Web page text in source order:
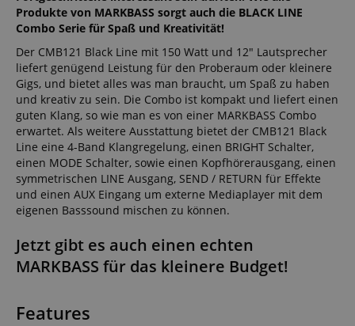
Produkte von MARKBASS sorgt auch die BLACK LINE
Combo Serie für Spaß und Kreativität!
Der CMB121 Black Line mit 150 Watt und 12" Lautsprecher
liefert genügend Leistung für den Proberaum oder kleinere
Gigs, und bietet alles was man braucht, um Spaß zu haben
und kreativ zu sein. Die Combo ist kompakt und liefert einen
guten Klang, so wie man es von einer MARKBASS Combo
erwartet. Als weitere Ausstattung bietet der CMB121 Black
Line eine 4-Band Klangregelung, einen BRIGHT Schalter,
einen MODE Schalter, sowie einen Kopfhörerausgang, einen
symmetrischen LINE Ausgang, SEND / RETURN für Effekte
und einen AUX Eingang um externe Mediaplayer mit dem
eigenen Basssound mischen zu können.
Jetzt gibt es auch einen echten
MARKBASS für das kleinere Budget!
Features